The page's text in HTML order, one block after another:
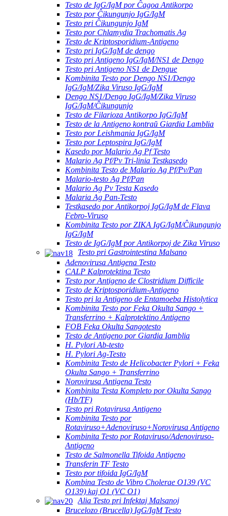
Testo de IgG/IgM por Ĉagoa Antikorpo
Testo por Ĉikungunjo IgG/IgM
Testo pri Ĉikungunjo IgM
Testo por Chlamydia Trachomatis Ag
Testo de Kriptosporidium-Antigeno
Testo pri IgG/IgM de dengo
Testo pri Antigeno IgG/IgM/NS1 de Dengo
Testo pri Antigeno NS1 de Dengue
Kombinita Testo por Dengo NS1/Dengo
IgG/IgM/Zika Viruso IgG/IgM
Dengo NS1/Dengo IgG/IgM/Zika Viruso
IgG/IgM/Ĉikungunjo
Testo de Filarioza Antikorpo IgG/IgM
Testo de la Antigeno kontraŭ Giardia Lamblia
Testo por Leishmania IgG/IgM
Testo por Leptospira IgG/IgM
Kasedo por Malario Ag Pf Testo
Malario Ag Pf/Pv Tri-linia Testkasedo
Kombinita Testo de Malario Ag Pf/Pv/Pan
Malario-testo Ag Pf/Pan
Malario Ag Pv Testa Kasedo
Malaria Ag Pan-Testo
Testkasedo por Antikorpoj IgG/IgM de Flava
Febro-Viruso
Kombinita Testo por ZIKA IgG/IgM/Ĉikungunjo
IgG/IgM
Testo de IgG/IgM por Antikorpoj de Zika Viruso
Testo pri Gastrointestina Malsano
Adenovirusa Antigena Testo
CALP Kalprotektina Testo
Testo por Antigeno de Clostridium Difficile
Testo de Kriptosporidium-Antigeno
Testo pri la Antigeno de Entamoeba Histolytica
Kombinita Testo por Feka Okulta Sango +
Transferrino + Kalprotektino Antigeno
FOB Feka Okulta Sangotesto
Testo de Antigeno por Giardia Iamblia
H. Pylori Ab-testo
H. Pylori Ag-Testo
Kombinita Testo de Helicobacter Pylori + Feka
Okulta Sango + Transferrino
Norovirusa Antigena Testo
Kombinita Testa Kompleto por Okulta Sango
(Hb/TF)
Testo pri Rotavirusa Antigeno
Kombinita Testo por
Rotaviruso+Adenoviruso+Norovirusa Antigeno
Kombinita Testo por Rotaviruso/Adenoviruso-
Antigeno
Testo de Salmonella Tifoida Antigeno
Transferin TF Testo
Testo por tifoida IgG/IgM
Kombina Testo de Vibro Cholerae O139 (VC
O139) kaj O1 (VC O1)
Alia Testo pri Infektaj Malsanoj
Brucelozo (Brucella) IgG/IgM Testo